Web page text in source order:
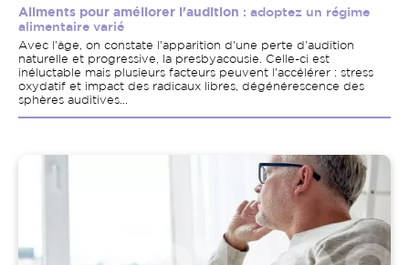
Aliments pour améliorer l'audition : adoptez un régime
alimentaire varié
Avec l'âge, on constate l'apparition d'une perte d'audition
naturelle et progressive, la presbyacousie. Celle-ci est
inéluctable mais plusieurs facteurs peuvent l'accélérer : stress
oxydatif et impact des radicaux libres, dégénérescence des
sphères auditives...